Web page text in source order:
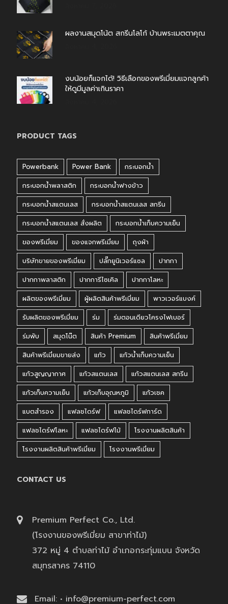
ผลงานสมุดโน้ต สกรีนโลโก้ บ้านพระเมตตาคุณ
งบน้อยก็แจกได้! วิธีเลือกของพรีเมี่ยมแจกลูกค้า
ให้ดูมีมูลค่าเกินราคา
PRODUCT TAGS
Powerbank Power Bank
กระบอกน้ำ
กระบอกน้ำพลาสติก
กระบอกน้ำฟางข้าว
กระบอกน้ำสแตนเลส
กระบอกน้ำสแตนเลส สกรีน
กระบอกน้ำสแตนเลส สั่งผลิต
กระบอกน้ำเก็บความเย็น
ของพรีเมี่ยม
ของแจกพรีเมี่ยม
ถุงผ้า
บริษัทขายของพรีเมี่ยม
ปลั๊กยูนิเวอร์แซล
ปากกา
ปากกาพลาสติก
ปากการีไซเคิล
ปากกาโลหะ
ผลิตของพรีเมี่ยม
ผู้ผลิตสินค้าพรีเมี่ยม
พาวเวอร์แบงค์
รับผลิตของพรีเมี่ยม
ร่ม
ร่มตอนเดียวโครงไฟเบอร์
ร่มพับ
สมุดโน๊ต สินค้า Premium
สินค้าพรีเมี่ยม
สินค้าพรีเมี่ยมขายส่ง
แก้ว
แก้วน้ำเก็บความเย็น
แก้วสูญญากาศ
แก้วสแตนเลส
แก้วสแตนเลส สกรีน
แก้วเก็บความเย็น
แก้วเก็บอุณหภูมิ
แก้วเชค
แบตสำรอง
แฟลชไดร์ฟ
แฟลชไดร์ฟการ์ด
แฟลชไดร์ฟโลหะ
แฟลชไดร์ฟไม้
โรงงานผลิตสินค้า
โรงงานผลิตสินค้าพรีเมี่ยม
โรงงานพรีเมี่ยม
CONTACT US
Premium Perfect Co., Ltd.
(โรงงานของพรีเมี่ยม สาขาท่าไม้)
372 หมู่ 4 ตำบลท่าไม้ อำเภอกระทุ่มแบน จังหวัด
สมุทรสาคร 74110
Email: • info@premium-perfect.com